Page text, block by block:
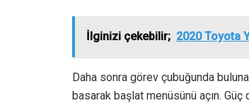
İlginizi çekebilir; 2020 Toyota
Daha sonra görev çubuğunda
basarak başlat menüsünü açın. Güç